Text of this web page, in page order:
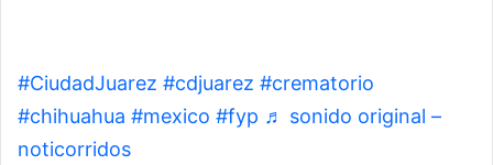
#CiudadJuarez #cdjuarez #crematorio
#chihuahua #mexico #fyp ♬ sonido original –
noticorridos